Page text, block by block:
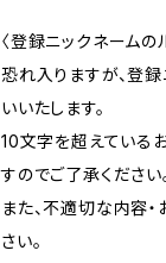
〈登録ニックネームの
恐れ入りますが、登録
いいたします。
10文字を超えている
すのでご了承ください
また、不適切な内容
さい。